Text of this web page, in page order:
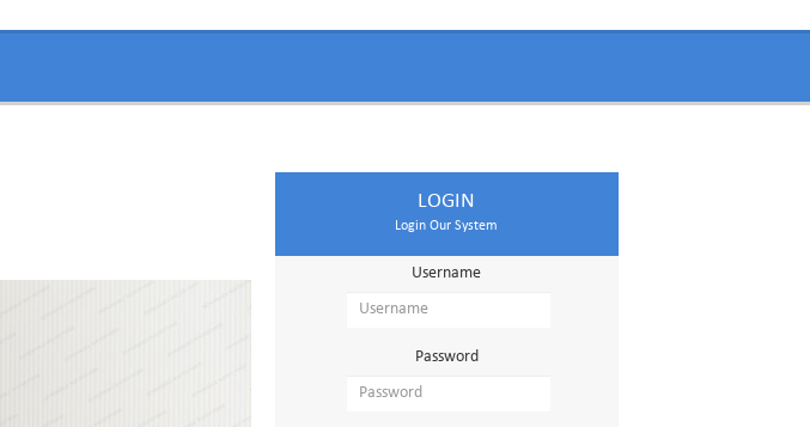
LOGIN
Login Our System
Username
Password